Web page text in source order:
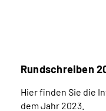
Rundschreiben
Hier finden Sie die
dem Jahr 2023.